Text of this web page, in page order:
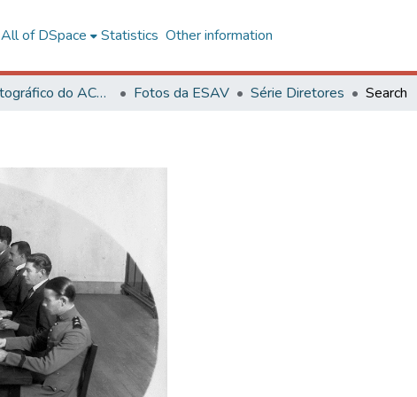
All of DSpace Statistics Other information
Acervo Fotográfico do ACH-UFV Fotos da ESAV Série Diretores Search